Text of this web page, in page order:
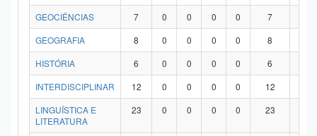
GEOCIÊNCIAS
7 0 0 0 0 7
GEOGRAFIA
8 0 0 0 0 8
HISTÓRIA
6 0 0 0 0 6
INTERDISCIPLINAR
12 0 0 0 0 12
LINGUÍSTICA E
LITERATURA
23 0 0 0 0 23